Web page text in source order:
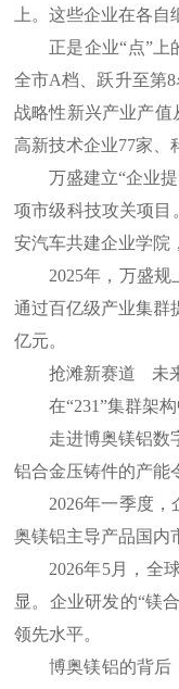
上。这些企业在各
正是企业“点”上
全市A档、跃升至第8
战略性新兴产业产值
高新技术企业77家、
万盛建立“企业
项市级科技攻关项目
安汽车共建企业学院
2025年，万盛
通过百亿级产业集群
亿元。
抢滩新赛道 未
在“231”集群架
走进博奥镁铝数
铝合金压铸件的产能
2026年一季度
奥镁铝主导产品国内
2026年5月，全
显。企业研发的“镁
领先水平。
博奥镁铝的背后